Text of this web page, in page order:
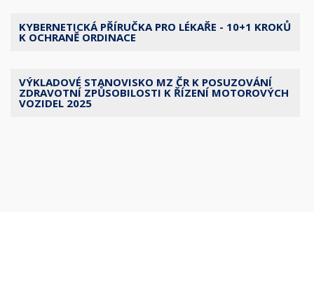
KYBERNETICKÁ PŘÍRUČKA PRO LÉKAŘE - 10+1 KROKŮ
K OCHRANĚ ORDINACE
VÝKLADOVÉ STANOVISKO MZ ČR K POSUZOVÁNÍ
ZDRAVOTNÍ ZPŮSOBILOSTI K ŘÍZENÍ MOTOROVÝCH
VOZIDEL 2025